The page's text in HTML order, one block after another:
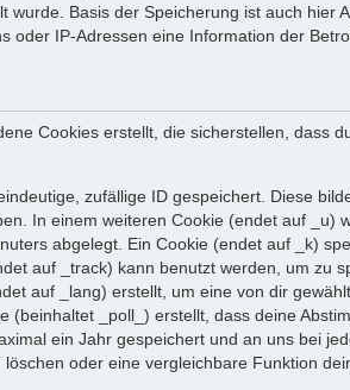
Basis der Speicherung ist auch hier
oder IP-Adressen eine Information der
Cookies erstellt, die sicherstellen, dass
zufällige ID gespeichert. Diese
In einem weiteren Cookie (endet auf
abgelegt. Ein Cookie (endet auf _k)
auf _track) kann benutzt werden, um
auf _lang) erstellt, um eine von dir
(beinhaltet _poll_) erstellt, dass deine
ein Jahr gespeichert und an uns bei
oder eine vergleichbare Funktion